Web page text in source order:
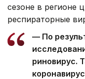
сезоне в регионе
респираторные
— По
риновирус.